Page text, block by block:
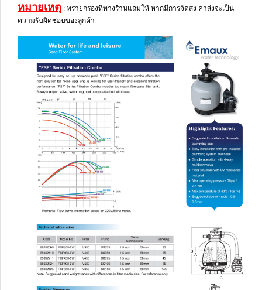
หมายเหตุ : ทรายกรองที่ทางร้านแถมให้ หากมีการจัดส่ง ค่าส่งจะเป็น
ความรับผิดชอบของลูกค้า